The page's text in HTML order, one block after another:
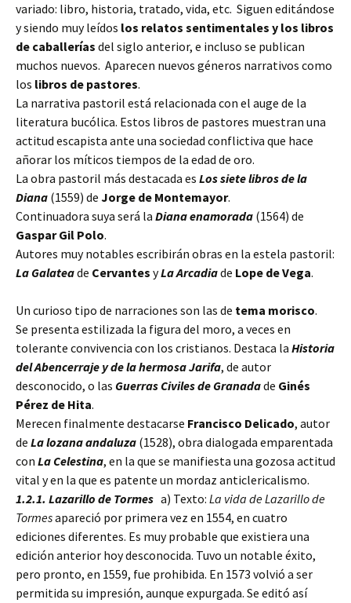
variado: libro, historia, tratado, vida, etc. Siguen editándose
y siendo muy leídos los relatos sentimentales y los libros
de caballerías del siglo anterior, e incluso se publican
muchos nuevos. Aparecen nuevos géneros narrativos como
los libros de pastores.
La narrativa pastoril está relacionada con el auge de la
literatura bucólica. Estos libros de pastores muestran una
actitud escapista ante una sociedad conflictiva que hace
añorar los míticos tiempos de la edad de oro.
La obra pastoril más destacada es Los siete libros de la
Diana (1559) de Jorge de Montemayor.
Continuadora suya será la Diana enamorada (1564) de
Gaspar Gil Polo.
Autores muy notables escribirán obras en la estela pastoril:
La Galateade Cervantes yLa Arcadiade Lope de Vega.
Un curioso tipo de narraciones son las de tema morisco.
Se presenta estilizada la figura del moro, a veces en
tolerante convivencia con los cristianos. Destaca la Historia
del Abencerraje y de la hermosa Jarifa, de autor
desconocido, o las Guerras Civiles de Granadade Ginés
Pérez de Hita.
Merecen finalmente destacarse Francisco Delicado, autor
de La lozana andaluza (1528), obra dialogada emparentada
con La Celestina, en la que se manifiesta una gozosa actitud
vital y en la que es patente un mordaz anticlericalismo.
1.2.1. Lazarillo de Tormes a) Texto: La vida de Lazarillo de
Tormesapareció por primera vez en 1554, en cuatro
ediciones diferentes. Es muy probable que existiera una
edición anterior hoy desconocida. Tuvo un notable éxito,
pero pronto, en 1559, fue prohibida. En 1573 volvió a ser
permitida su impresión, aunque expurgada. Se editó así